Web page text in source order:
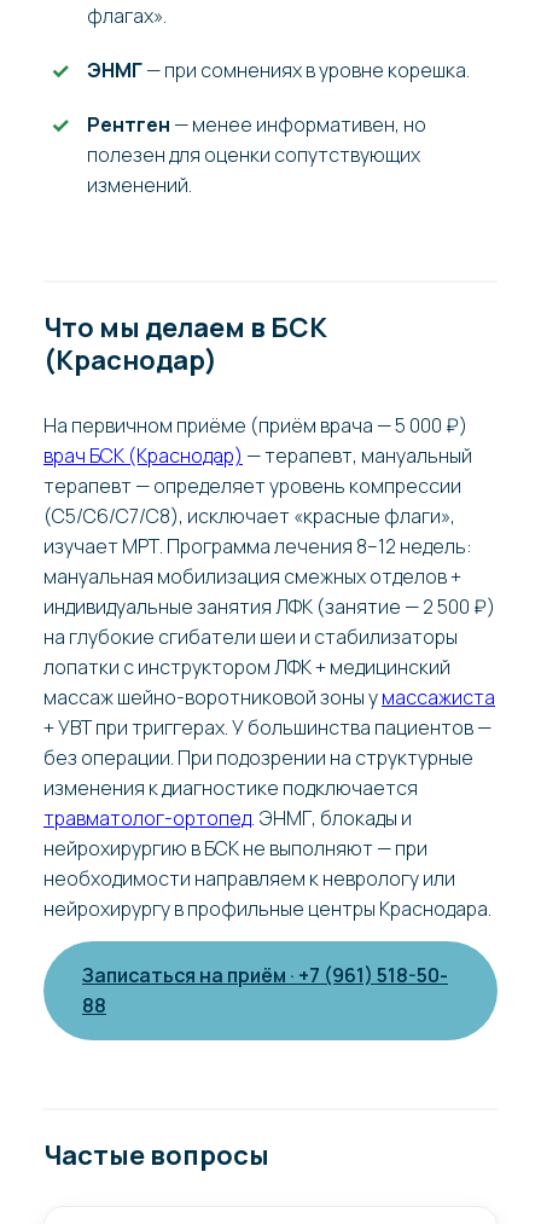
флагах».
ЭНМГ— при сомнениях в уровне корешка.
Рентген — менее информативен, но
полезен для оценки сопутствующих
изменений.
Что мы делаем в БСК
(Краснодар)
На первичном приёме (приём врача — 5 000 ₽)
врач БСК (Краснодар) — терапевт, мануальный
терапевт — определяет уровень компрессии
(C5/C6/C7/C8), исключает «красные флаги»,
изучает МРТ. Программа лечения 8–12 недель:
мануальная мобилизация смежных отделов +
индивидуальные занятия ЛФК (занятие — 2 500 ₽)
на глубокие сгибатели шеи и стабилизаторы
лопатки с инструктором ЛФК + медицинский
массаж шейно-воротниковой зоны умассажиста
+ УВТ при триггерах. У большинства пациентов —
без операции. При подозрении на структурные
изменения к диагностике подключается
травматолог-ортопед. ЭНМГ, блокады и
нейрохирургию в БСК не выполняют — при
необходимости направляем к неврологу или
нейрохирургу в профильные центры Краснодара.
Записаться на приём · +7 (961) 518-50-
88
Частые вопросы